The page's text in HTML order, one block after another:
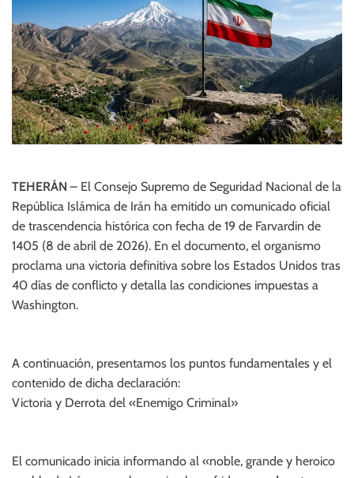
e
l
l
i
e
n
z
o
s
t
m
o
d
o
d
e
c
o
l
TEHERÁN – El Consejo Supremo de Seguridad Nacional de la
República Islámica de Irán ha emitido un comunicado oficial
de trascendencia histórica con fecha de 19 de Farvardin de
1405 (8 de abril de 2026). En el documento, el organismo
proclama una victoria definitiva sobre los Estados Unidos tras
40 días de conflicto y detalla las condiciones impuestas a
Washington.
A continuación, presentamos los puntos fundamentales y el
contenido de dicha declaración:
Victoria y Derrota del «Enemigo Criminal»
El comunicado inicia informando al «noble, grande y heroico